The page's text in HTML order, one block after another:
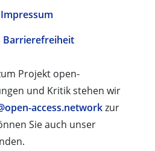
Impressum
Barrierefreiheit
Projekt open-
und Kritik stehen wir
access.networkzur
Sie auch unser